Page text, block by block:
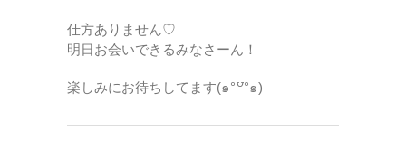
仕方ありません♡
明日お会いできるみなさーん！
楽しみにお待ちしてます(๑°꒵°๑)